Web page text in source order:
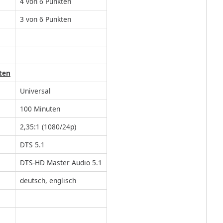
3 von 6 Punkten
Universal
100 Minuten
2,35:1 (1080/24p)
DTS 5.1
DTS-HD Master Audio 5.1
deutsch, englisch